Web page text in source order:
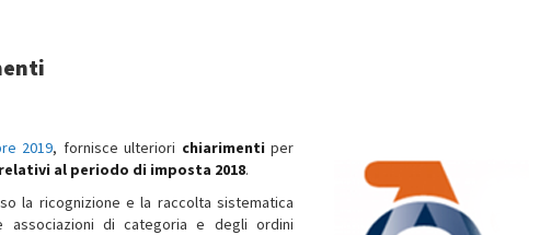
2019, fornisce ulteriori chiarimentiper
al periodo di imposta 2018.
la ricognizione e la raccolta sistematica
di categoria e degli ordini